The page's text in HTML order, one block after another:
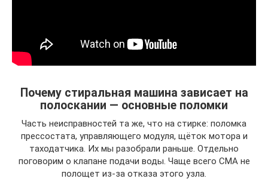
Почему стиральная машина зависает на
полоскании — основные поломки
Часть неисправностей та же, что на стирке: поломка
прессостата, управляющего модуля, щёток мотора и
таходатчика. Их мы разобрали раньше. Отдельно
поговорим о клапане подачи воды. Чаще всего СМА не
полощет из-за отказа этого узла.